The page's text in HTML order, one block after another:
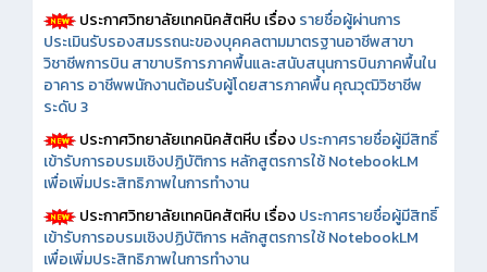
ประกาศวิทยาลัยเทคนิคสัตหีบ เรื่องรายชื่อผู้ผ่านการ
ประเมินรับรองสมรรถนะของบุคคลตามมาตรฐานอาชีพสาขา
วิชาชีพการบิน สาขาบริการภาคพื้นและสนับสนุนการบินภาคพื้นใน
อาคาร อาชีพพนักงานต้อนรับผู้โดยสารภาคพื้น คุณวุฒิวิชาชีพ
ระดับ 3
ประกาศวิทยาลัยเทคนิคสัตหีบ เรื่องประกาศรายชื่อผู้มีสิทธิ์
เข้ารับการอบรมเชิงปฏิบัติการ หลักสูตรการใช้ NotebookLM
เพื่อเพิ่มประสิทธิภาพในการทำงาน
ประกาศวิทยาลัยเทคนิคสัตหีบ เรื่องประกาศรายชื่อผู้มีสิทธิ์
เข้ารับการอบรมเชิงปฏิบัติการ หลักสูตรการใช้ NotebookLM
เพื่อเพิ่มประสิทธิภาพในการทำงาน